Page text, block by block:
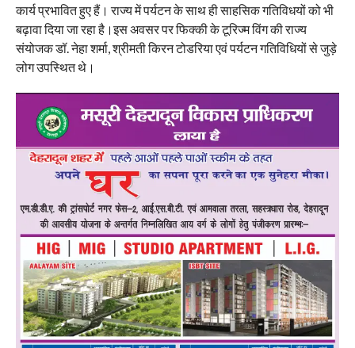
कार्य प्रभावित हुए हैं। राज्य में पर्यटन के साथ ही साहसिक गतिविधयों को भी
बढ़ावा दिया जा रहा है।इस अवसर पर फिक्की के टूरिज्म विंग की राज्य
संयोजक डॉ. नेहा शर्मा, श्रीमती किरन टोडरिया एवं पर्यटन गतिविधियों से जुड़े
लोग उपस्थित थे।